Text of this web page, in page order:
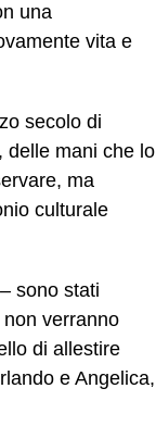
una
vita e
secolo di
delle mani che lo
ma
culturale
sono stati
verranno
di allestire
e Angelica,